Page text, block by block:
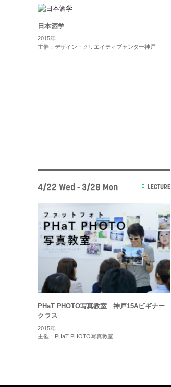
日本酒学
2015年
主催：デザイン・クリエイティブセンター神戸
4/22 Wed - 3/28 Mon LECTURE
PHaT PHOTO写真教室 神戸15Aビギナー
クラス
2015年
主催：PHaT PHOTO写真教室